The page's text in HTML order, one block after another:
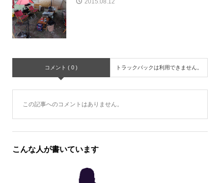
2015.08.12
コメント ( 0 ) トラックバックは利用できません。
この記事へのコメントはありません。
こんな人が書いています